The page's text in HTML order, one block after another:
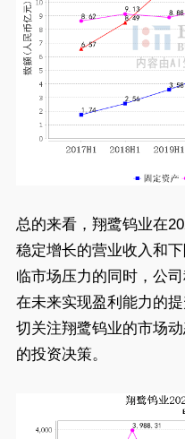
总的来看，翔鹭钨业在
稳定增长的营业收入和
临市场压力的同时，公
在未来实现盈利能力的
切关注翔鹭钨业的市场
的投资决策。